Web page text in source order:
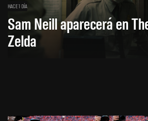
HACE 1 DÍA
Sam Neill aparecerá en
Zelda